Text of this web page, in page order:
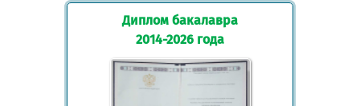
Диплом бакалавра
2014-2026 года